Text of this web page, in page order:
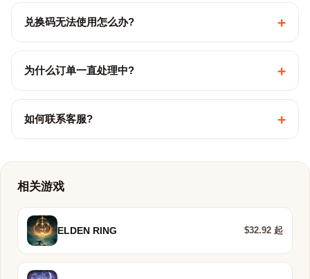
兑换码无法使用怎么办? +
为什么订单一直处理中? +
如何联系客服? +
相关游戏
ELDEN RING $32.92 起